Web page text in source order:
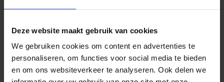
Deze website maakt gebruik van cookies
We gebruiken cookies om content en advertenties te
personaliseren, om functies voor social media te bieden
en om ons websiteverkeer te analyseren. Ook delen we